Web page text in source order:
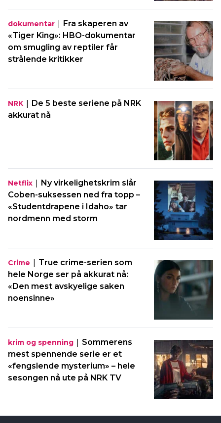
dokumentar | Fra skaperen av
«Tiger King»: HBO-dokumentar
om smugling av reptiler får
strålende kritikker
NRK | De 5 beste seriene på NRK
akkurat nå
Netflix | Ny virkelighetskrim slår
Coben-suksessen ned fra topp –
«Studentdrapene i Idaho» tar
nordmenn med storm
Crime | True crime-serien som
hele Norge ser på akkurat nå:
«Den mest avskyelige saken
noensinne»
krim og spenning | Sommerens
mest spennende serie er et
«fengslende mysterium» – hele
sesongen nå ute på NRK TV